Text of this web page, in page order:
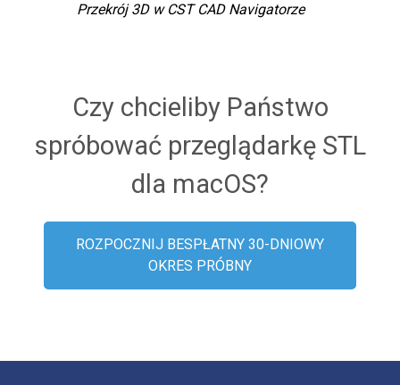
Przekrój 3D w CST CAD Navigatorze
Czy chcieliby Państwo
spróbować przeglądarkę STL
dla macOS?
ROZPOCZNIJ BESPŁATNY 30-DNIOWY
OKRES PRÓBNY